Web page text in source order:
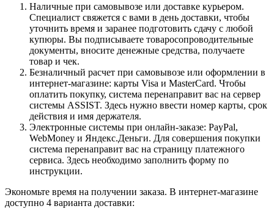
Наличные при самовывозе или доставке курьером.
Специалист свяжется с вами в день доставки, чтобы
уточнить время и заранее подготовить сдачу с любой
купюры. Вы подписываете товаросопроводительные
документы, вносите денежные средства, получаете
товар и чек.
Безналичный расчет при самовывозе или оформлении в
интернет-магазине: карты Visa и MasterCard. Чтобы
оплатить покупку, система перенаправит вас на сервер
системы ASSIST. Здесь нужно ввести номер карты, срок
действия и имя держателя.
Электронные системы при онлайн-заказе: PayPal,
WebMoney и Яндекс.Деньги. Для совершения покупки
система перенаправит вас на страницу платежного
сервиса. Здесь необходимо заполнить форму по
инструкции.
Экономьте время на получении заказа. В интернет-магазине
доступно 4 варианта доставки: